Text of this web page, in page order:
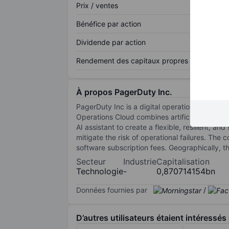
Prix / ventes
Bénéfice par action
Dividende par action
Rendement des capitaux propres
À propos PagerDuty Inc.
PagerDuty Inc is a digital operations
Operations Cloud combines artificial
AI assistant to create a flexible, resilient,
mitigate the risk of operational failures. The
software subscription fees. Geographically,
Secteur
Technologie
Industrie
-
Capitalisation
0,870714154bn
Données fournies par /
D’autres utilisateurs étaient intéressés